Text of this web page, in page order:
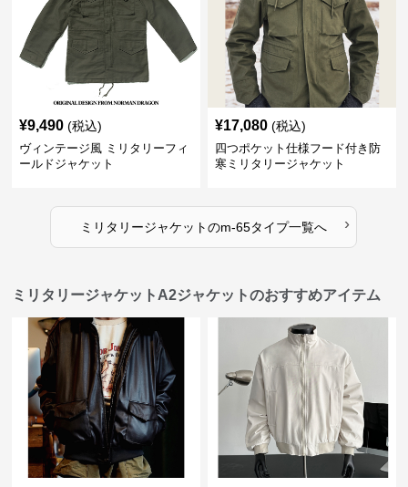
¥9,490 (税込)
ヴィンテージ風 ミリタリーフィ
ールドジャケット
¥17,080 (税込)
四つポケット仕様フード付き防
寒ミリタリージャケット
ミリタリージャケットのm-65タイプ一覧へ ›
ミリタリージャケットA2ジャケットのおすすめアイテム